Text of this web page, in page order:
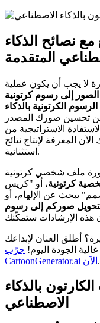
نصائح الذكاء
المتقدمة
لا يجب أن يكون عملية
إلى رسوم كرتونية
الكرتونية بالذكاء
من تحسين صورك المصدر
الاستراتيجية من
المعرفة لإنتاج نتائج
استثنائية.
ملف شخصي كرتونية
كرتونية، أو "كريس
يبحث عن الإلهام، أو
صوركم إلى رسوم
أطلق العنان لإبداعك
الجودة اليوم! جرّب
CartoonGenerator.ai الآن .
بالذكاء
الاصطناعي